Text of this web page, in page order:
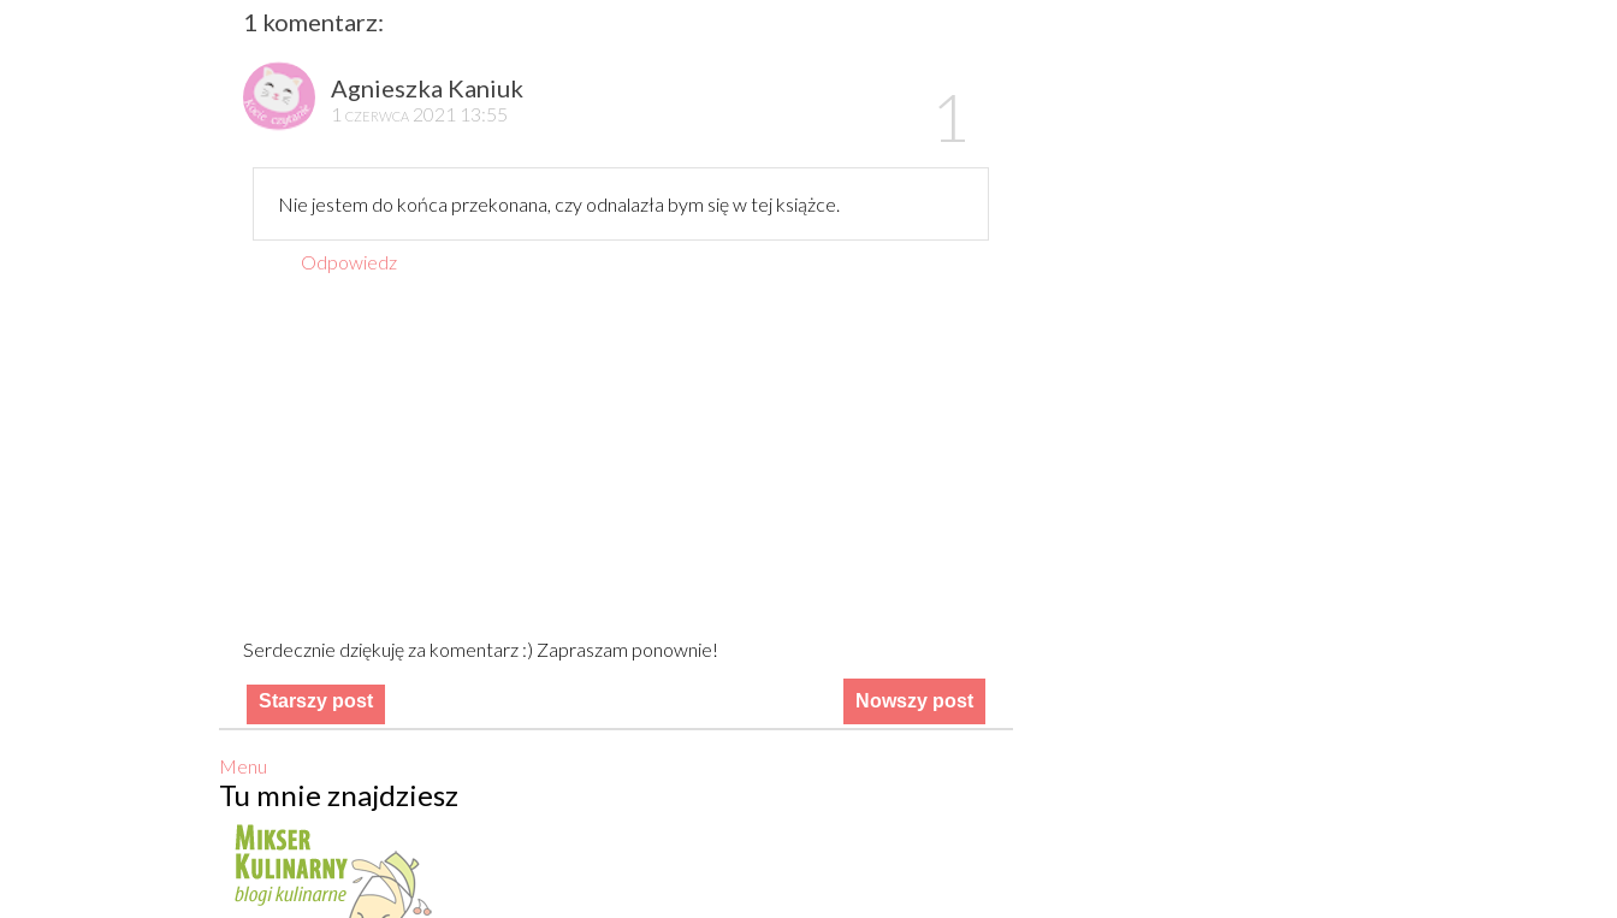
1 komentarz:
Agnieszka Kaniuk
1 czerwca 2021 13:55
Nie jestem do końca przekonana, czy odnalazła bym się w tej książce.
Odpowiedz
Serdecznie dziękuję za komentarz :) Zapraszam ponownie!
Nowszy post
Starszy post
Menu
Tu mnie znajdziesz